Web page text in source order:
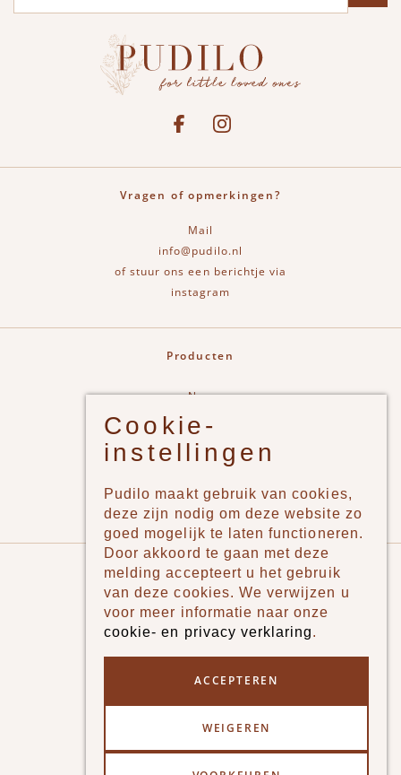
See our FacebookBekijk onze Instagram pagina
Vragen of opmerkingen?
Mail
info@pudilo.nl
of stuur ons een berichtje via
instagram
Producten
New
Jongens
Meisjes
Merken
Pudilo
Over ons
Algemene voorwaarden
Klantenservice - Ruilen & Retourneren
Cookie-
instellingen
Pudilo maakt gebruik van cookies,
deze zijn nodig om deze website zo
goed mogelijk te laten functioneren.
Door akkoord te gaan met deze
melding accepteert u het gebruik
van deze cookies. We verwijzen u
voor meer informatie naar onze
cookie- en privacy verklaring.
ACCEPTEREN
WEIGEREN